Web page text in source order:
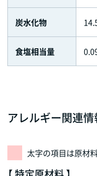
炭水化物
食塩相当量
アレルギー関連情
太字の項目は原材